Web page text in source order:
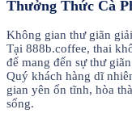
Thưởng Thức Cà
Không gian thư giãn
Tại 888b.coffee, thai
để mang đến sự thư
Quý khách hàng dĩ
gian yên ổn tĩnh, hòa
sống.